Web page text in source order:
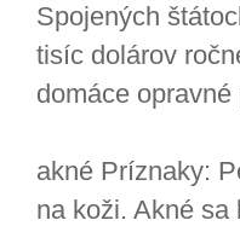
Spojených
tisíc dolárov
domáce
akné Príznaky:
na koži. Akné